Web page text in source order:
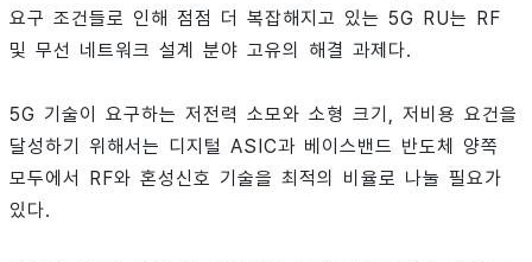
요구 조건들로 인해 점점 더 복잡해지고 있는 5G RU는 RF
및 무선 네트워크 설계 분야 고유의 해결 과제다.
5G 기술이 요구하는 저전력 소모와 소형 크기, 저비용 요건을
달성하기 위해서는 디지털 ASIC과 베이스밴드 반도체 양쪽
모두에서 RF와 혼성신호 기술을 최적의 비율로 나눌 필요가
있다.